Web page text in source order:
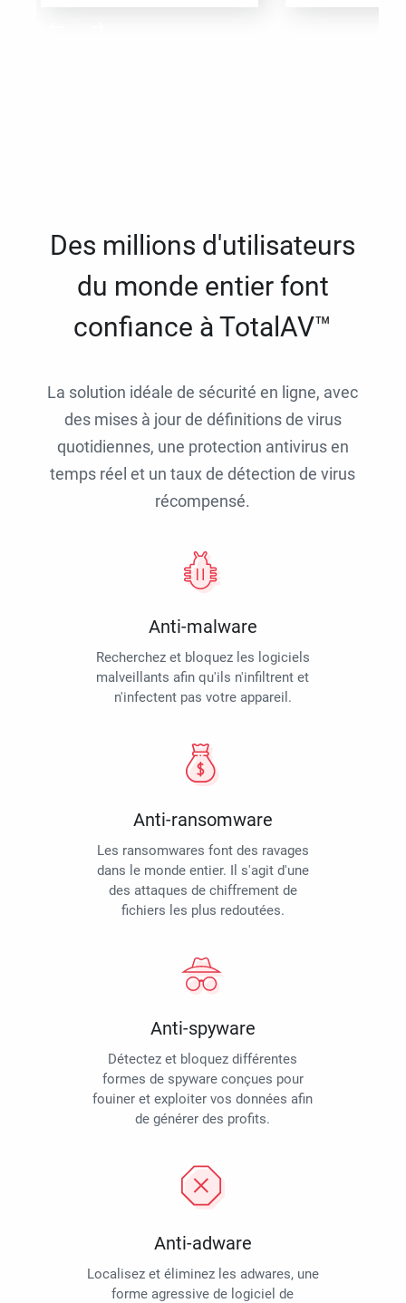
Des millions d'utilisateurs
du monde entier font
confiance à TotalAV™
La solution idéale de sécurité en ligne, avec
des mises à jour de définitions de virus
quotidiennes, une protection antivirus en
temps réel et un taux de détection de virus
récompensé.
Anti-malware
Recherchez et bloquez les logiciels
malveillants afin qu'ils n'infiltrent et
n'infectent pas votre appareil.
Anti-ransomware
Les ransomwares font des ravages
dans le monde entier. Il s'agit d'une
des attaques de chiffrement de
fichiers les plus redoutées.
Anti-spyware
Détectez et bloquez différentes
formes de spyware conçues pour
fouiner et exploiter vos données afin
de générer des profits.
Anti-adware
Localisez et éliminez les adwares, une
forme agressive de logiciel de